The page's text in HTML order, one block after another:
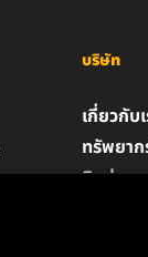
บริษัท
เกี่ยวกับ
ทรัพยา
ติดต่อเรา